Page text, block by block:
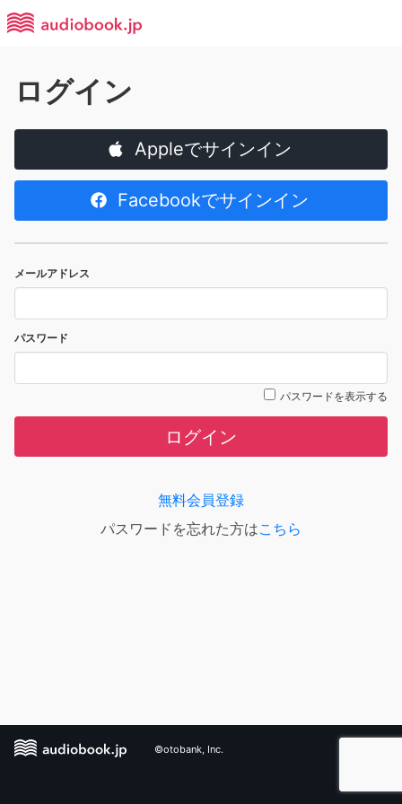
ログイン
Appleでサインイン
Facebookでサインイン
メールアドレス
パスワード
パスワードを表示する
ログイン
無料会員登録
パスワードを忘れた方はこちら
©otobank, Inc.